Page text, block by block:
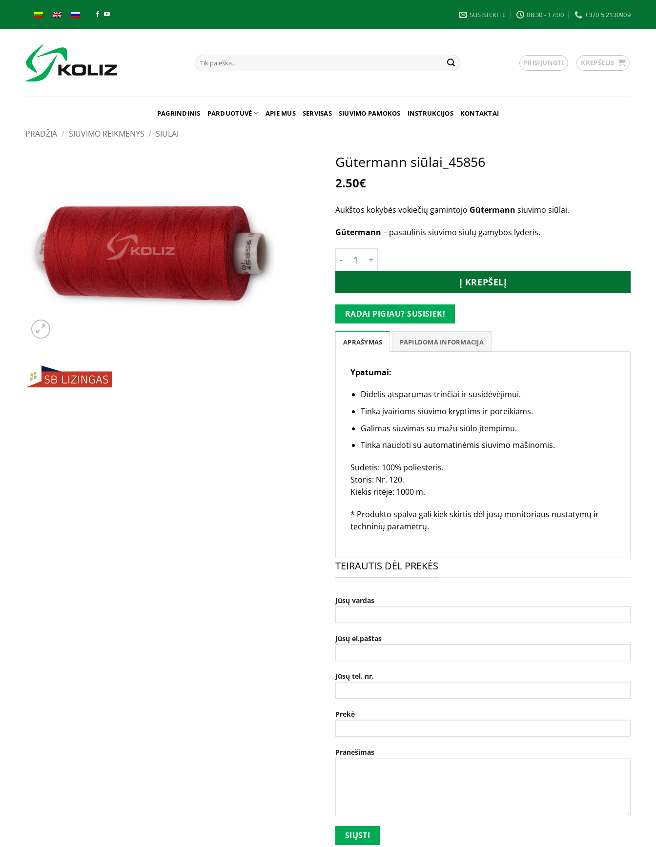
content
SUSISIEKITE 08:30 - 17:00 +370 5 2130909
Ieškoti: PRISIJUNGTI KREPŠELIS
PAGRINDINIS PARDUOTUVĖ APIE MUS SERVISAS SIUVIMO PAMOKOS INSTRUKCIJOS KONTAKTAI
PRADŽIA / SIUVIMO REIKMENYS / SIŪLAI
Gütermann siūlai_45856
2.50€
Aukštos kokybės vokiečių gamintojo Gütermann siuvimo siūlai.
Gütermann – pasaulinis siuvimo siūlų gamybos lyderis.
Į KREPŠELĮ
RADAI PIGIAU? SUSISIEK!
APRAŠYMAS PAPILDOMA INFORMACIJA
Ypatumai:
Didelis atsparumas trinčiai ir susidėvėjimui.
Tinka įvairioms siuvimo kryptims ir poreikiams.
Galimas siuvimas su mažu siūlo įtempimu.
Tinka naudoti su automatinėmis siuvimo mašinomis.
Sudėtis: 100% poliesteris.
Storis: Nr. 120.
Kiekis ritėje: 1000 m.
* Produkto spalva gali kiek skirtis dėl jūsų monitoriaus nustatymų ir
techninių parametrų.
TEIRAUTIS DĖL PREKĖS
Jūsų vardas
Jūsų el.paštas
Jūsų tel. nr.
Prekė
Pranešimas